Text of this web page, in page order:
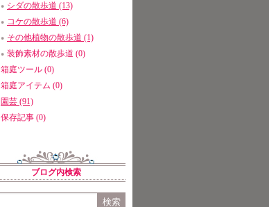
シダの散歩道 (13)
コケの散歩道 (6)
その他植物の散歩道 (1)
装飾素材の散歩道 (0)
箱庭ツール (0)
箱庭アイテム (0)
園芸 (91)
保存記事 (0)
ブログ内検索